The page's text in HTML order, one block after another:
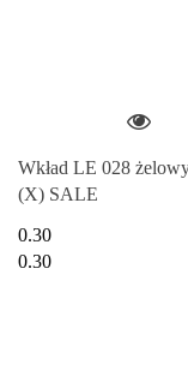
Wkład LE 028
(X) SALE
0.30
0.30